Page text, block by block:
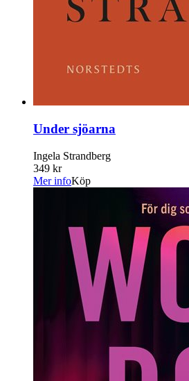
Under sjöarna
Ingela Strandberg
349 kr
Mer infoKöp